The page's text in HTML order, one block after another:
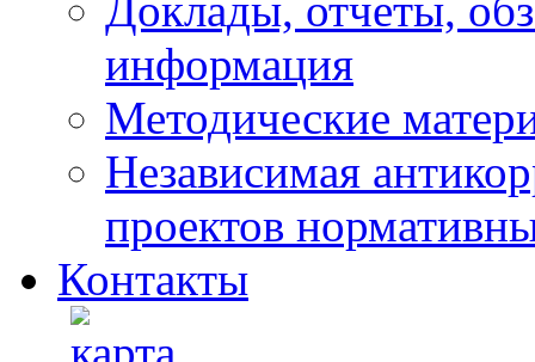
информация
Методические
Независимая
проектов
Контакты